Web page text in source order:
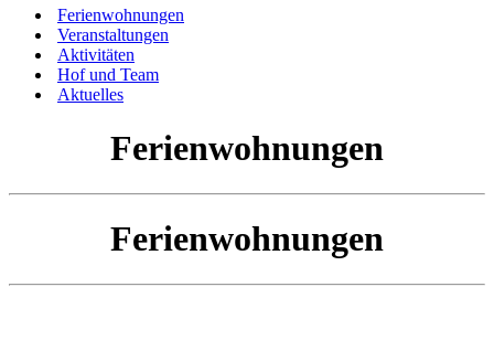
Ferienwohnungen
Veranstaltungen
Aktivitäten
Hof und Team
Aktuelles
Ferienwohnungen
Ferienwohnungen